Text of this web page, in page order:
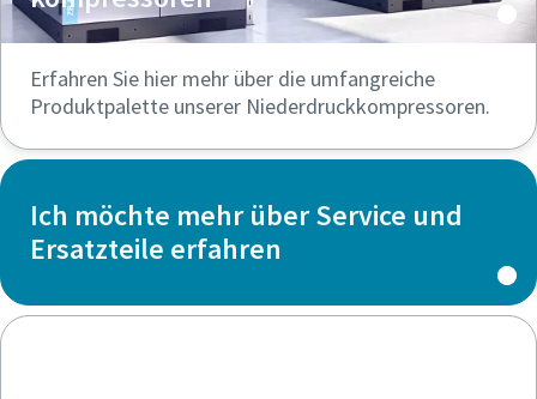
Erfahren Sie hier mehr über die umfangreiche
Produktpalette unserer Niederdruckkompressoren.
Ich möchte mehr über Service und
Ersatzteile erfahren